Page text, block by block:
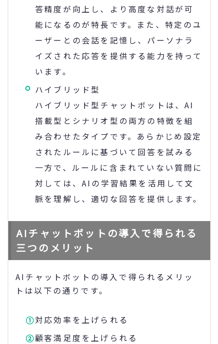
答精度が向上し、より高度な対話が可
能になるのが特長です。また、特定のユ
ーザーとの会話を記憶し、パーソナラ
イズされた応答を提供する能力を持って
います。
ハイブリッド型
ハイブリッド型チャットボットは、AI
搭載型とシナリオ型の両方の特徴を組
み合わせたタイプです。あらかじめ設定
されたルールに基づいて回答を試みる
一方で、ルールに含まれていない質問に
対しては、AIの学習結果を活用して文
脈を理解し、適切な回答を提供します。
AIチャットボットの導入で得られる
三つのメリット
AIチャットボットの導入で得られるメリッ
トは以下の通りです。
対応効率を上げられる
顧客満足度を上げられる